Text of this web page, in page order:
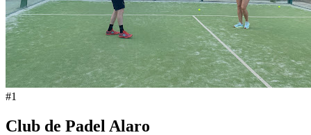
#1
Club de Padel Alaro